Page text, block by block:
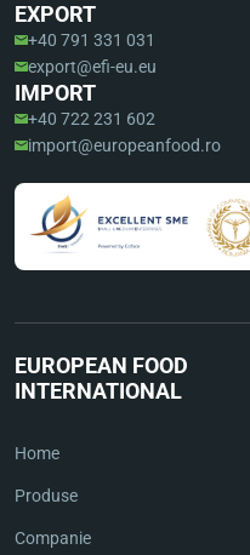
EXPORT
+40 791 331 031
export@efi-eu.eu
IMPORT
+40 722 231 602
import@europeanfood.ro
EUROPEAN FOOD
INTERNATIONAL
Home
Produse
Companie